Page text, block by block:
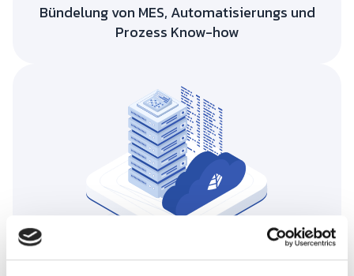
Bündelung von MES, Automatisierungs und
Prozess Know-how